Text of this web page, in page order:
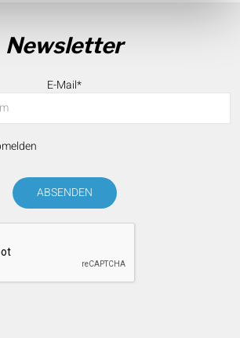
Newsletter
E-Mail*
ABSENDEN